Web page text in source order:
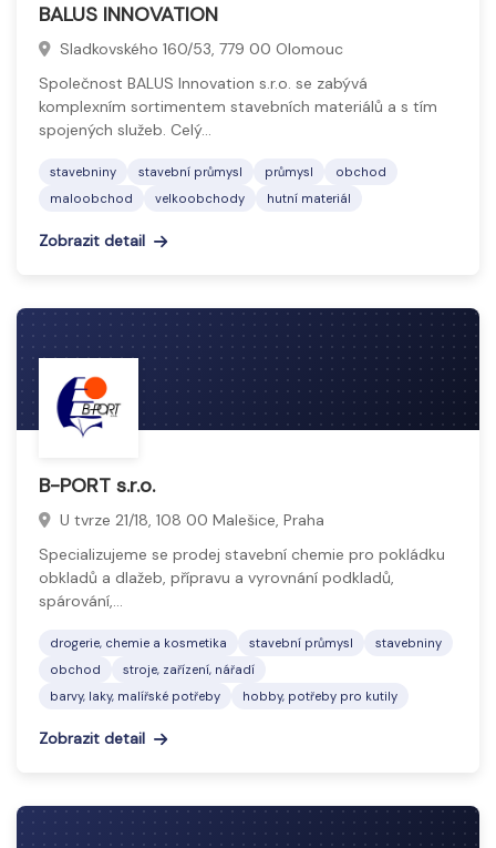
BALUS INNOVATION
Sladkovského 160/53, 779 00 Olomouc
Společnost BALUS Innovation s.r.o. se zabývá
komplexním sortimentem stavebních materiálů a s tím
spojených služeb. Celý…
stavebniny stavební průmysl průmysl
obchod
maloobchod
velkoobchody hutní materiál
Zobrazit detail
B-PORT s.r.o.
U tvrze 21/18, 108 00 Malešice, Praha
Specializujeme se prodej stavební chemie pro pokládku
obkladů a dlažeb, přípravu a vyrovnání podkladů,
spárování,…
drogerie, chemie a kosmetika stavební průmysl
stavebniny
obchod
stroje, zařízení, nářadí
barvy, laky, malířské potřeby
hobby, potřeby pro kutily
Zobrazit detail